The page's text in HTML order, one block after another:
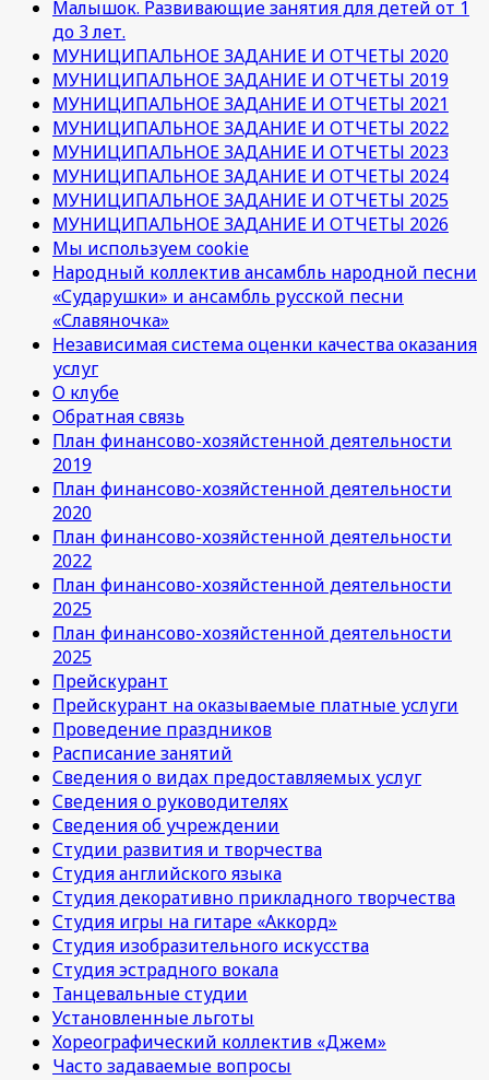
Малышок. Развивающие занятия для детей от 1
до 3 лет.
МУНИЦИПАЛЬНОЕ ЗАДАНИЕ И ОТЧЕТЫ 2020
МУНИЦИПАЛЬНОЕ ЗАДАНИЕ И ОТЧЕТЫ 2019
МУНИЦИПАЛЬНОЕ ЗАДАНИЕ И ОТЧЕТЫ 2021
МУНИЦИПАЛЬНОЕ ЗАДАНИЕ И ОТЧЕТЫ 2022
МУНИЦИПАЛЬНОЕ ЗАДАНИЕ И ОТЧЕТЫ 2023
МУНИЦИПАЛЬНОЕ ЗАДАНИЕ И ОТЧЕТЫ 2024
МУНИЦИПАЛЬНОЕ ЗАДАНИЕ И ОТЧЕТЫ 2025
МУНИЦИПАЛЬНОЕ ЗАДАНИЕ И ОТЧЕТЫ 2026
Мы используем cookie
Народный коллектив ансамбль народной песни
«Сударушки» и ансамбль русской песни
«Славяночка»
Независимая система оценки качества оказания
услуг
О клубе
Обратная связь
План финансово-хозяйстенной деятельности
2019
План финансово-хозяйстенной деятельности
2020
План финансово-хозяйстенной деятельности
2022
План финансово-хозяйстенной деятельности
2025
План финансово-хозяйстенной деятельности
2025
Прейскурант
Прейскурант на оказываемые платные услуги
Проведение праздников
Расписание занятий
Сведения о видах предоставляемых услуг
Сведения о руководителях
Сведения об учреждении
Студии развития и творчества
Студия английского языка
Студия декоративно прикладного творчества
Студия игры на гитаре «Аккорд»
Студия изобразительного искусства
Студия эстрадного вокала
Танцевальные студии
Установленные льготы
Хореографический коллектив «Джем»
Часто задаваемые вопросы